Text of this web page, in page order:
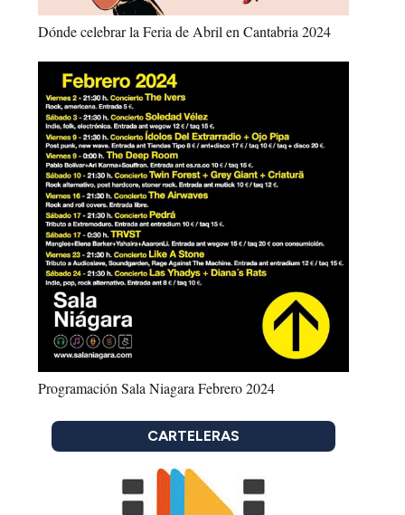
Dónde celebrar la Feria de Abril en Cantabria 2024
Programación Sala Niagara Febrero 2024
CARTELERAS